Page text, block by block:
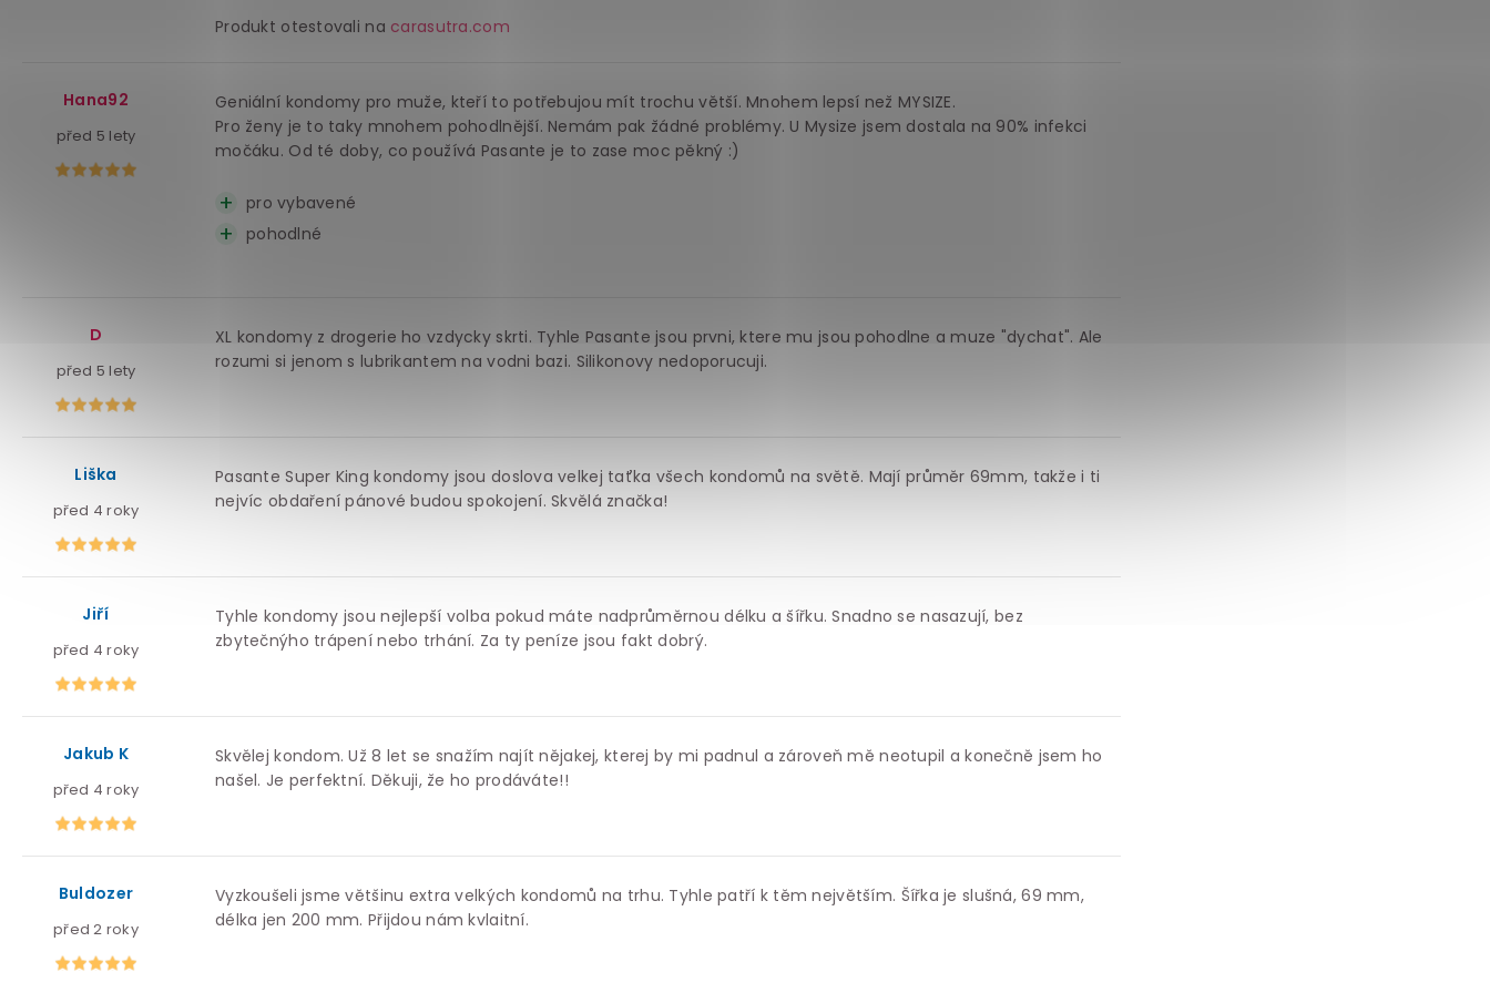
Produkt otestovali na carasutra.com
Hana92
před 5 lety
Geniální kondomy pro muže, kteří to potřebujou mít trochu větší. Mnohem lepsí než MYSIZE.
Pro ženy je to taky mnohem pohodlnější. Nemám pak žádné problémy. U Mysize jsem dostala na 90% infekci
močáku. Od té doby, co používá Pasante je to zase moc pěkný :)
pro vybavené
pohodlné
D
před 5 lety
XL kondomy z drogerie ho vzdycky skrti. Tyhle Pasante jsou prvni, ktere mu jsou pohodlne a muze "dychat". Ale
rozumi si jenom s lubrikantem na vodni bazi. Silikonovy nedoporucuji.
Liška
před 4 roky
Pasante Super King kondomy jsou doslova velkej taťka všech kondomů na světě. Mají průměr 69mm, takže i ti
nejvíc obdaření pánové budou spokojení. Skvělá značka!
Jiří
před 4 roky
Tyhle kondomy jsou nejlepší volba pokud máte nadprůměrnou délku a šířku. Snadno se nasazují, bez
zbytečnýho trápení nebo trhání. Za ty peníze jsou fakt dobrý.
Jakub K
před 4 roky
Skvělej kondom. Už 8 let se snažím najít nějakej, kterej by mi padnul a zároveň mě neotupil a konečně jsem ho
našel. Je perfektní. Děkuji, že ho prodáváte!!
Buldozer
před 2 roky
Vyzkoušeli jsme většinu extra velkých kondomů na trhu. Tyhle patří k těm největším. Šířka je slušná, 69 mm,
délka jen 200 mm. Přijdou nám kvlaitní.